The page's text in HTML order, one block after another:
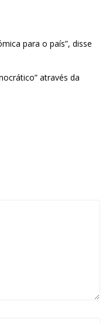
para o país”, disse
através da